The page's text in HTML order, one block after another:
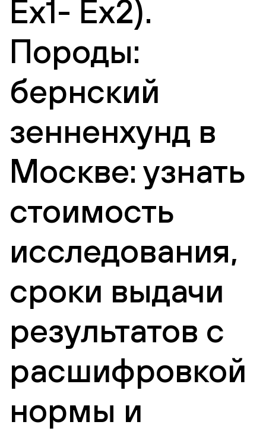
Ex1- Ex2).
Породы:
бернский
зенненхунд в
Москве: узнать
стоимость
исследования,
сроки выдачи
результатов с
расшифровкой
нормы и